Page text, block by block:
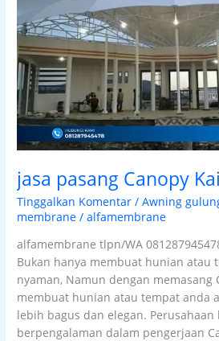
jasa pasang Canopy
Tinggalkan Komentar /Awning
membrane /alfamembrane
alfamembrane tlpn/WA
Bukan hanya membuat hunian atau
nyaman, Namun dengan memasang
membuat hunian atau tempat anda
lebih bagus dan elegan.
berpengalaman dalam pengerjaan